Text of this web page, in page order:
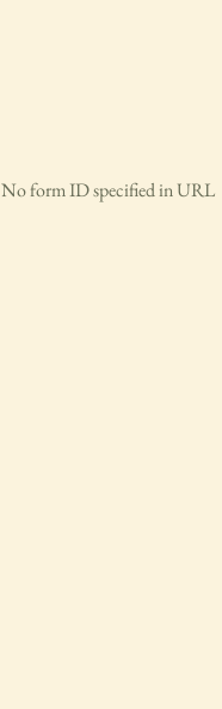
No form ID specified in URL